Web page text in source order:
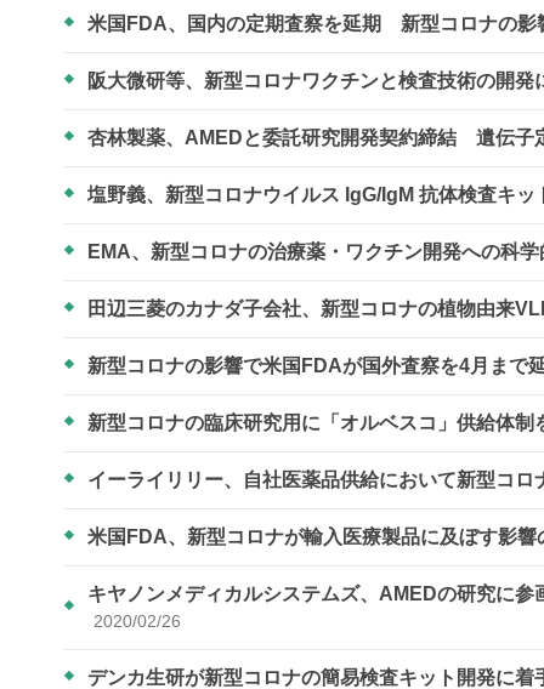
米国FDA、国内の定期査察を延期 新型コロナの影
阪大微研等、新型コロナワクチンと検査技術の開
杏林製薬、AMEDと委託研究開発契約締結 遺伝子
塩野義、新型コロナウイルス IgG/IgM 抗体検査キ
EMA、新型コロナの治療薬・ワクチン開発への科
田辺三菱のカナダ子会社、新型コロナの植物由来
新型コロナの影響で米国FDAが国外査察を4月まで
新型コロナの臨床研究用に「オルベスコ」供給体
イーライリリー、自社医薬品供給において新型コ
米国FDA、新型コロナが輸入医療製品に及ぼす影
キヤノンメディカルシステムズ、AMEDの研究に
2020/02/26
デンカ生研が新型コロナの簡易検査キット開発に着